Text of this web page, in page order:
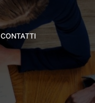
CONTATTI